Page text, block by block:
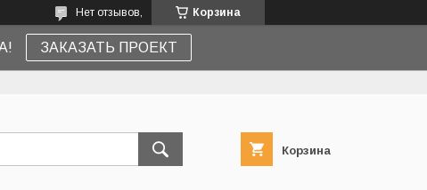
Корзина
Нет отзывов,
ЗАКАЗАТЬ ПРОЕКТ
Корзина